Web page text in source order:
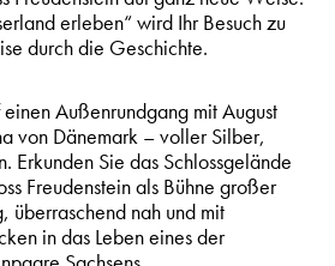
erleben“ wird Ihr Besuch zu
durch die Geschichte.
Außenrundgang mit August
von Dänemark – voller Silber,
Erkunden Sie das Schlossgelände
Freudenstein als Bühne großer
überraschend nah und mit
in das Leben eines der